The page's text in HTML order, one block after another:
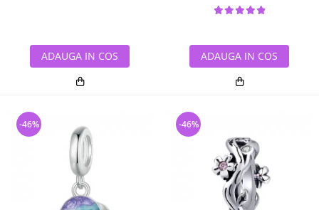
ADAUGA IN COS ADAUGA IN COS
-46% -46%